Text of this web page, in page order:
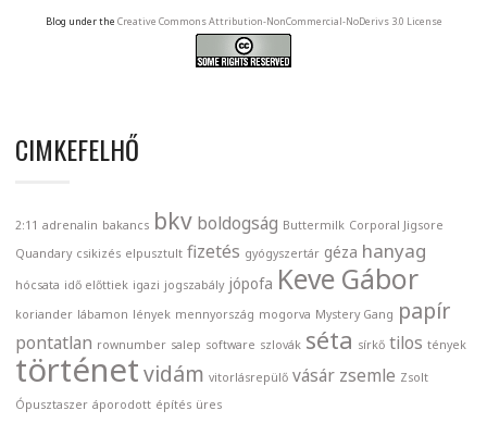
Blog under the Creative Commons Attribution-NonCommercial-NoDerivs 3.0 License
CIMKEFELHŐ
2:11 adrenalin bakancs bkv boldogság Buttermilk Corporal Jigsore
Quandary csikizés elpusztult fizetés gyógyszertár géza hanyag
hócsata idő előttiek igazi jogszabály jópofa Keve Gábor
koriander lábamon lények mennyország mogorva Mystery Gang papír
pontatlan rownumber salep software szlovák séta sírkő tilos tények
történetvidám vitorlásrepülő vásár zsemle Zsolt
Ópusztaszer áporodott építés üres